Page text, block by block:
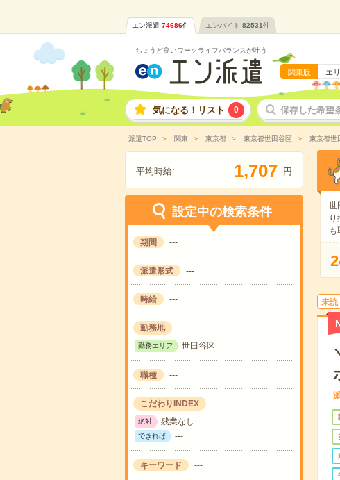
エン派遣 74686件 エンバイト 82531件
ちょうど良いワークライフバランスが叶う
関東版 エ
気になる！リスト 0 保存した希望
派遣TOP 関東 東京都 東京都世田谷区 東京都世
平均時給: 1,707 円
設定中の検索条件
期間 ---
派遣形式 ---
時給 ---
勤務地
勤務エリア 世田谷区
職種 ---
こだわりINDEX
絶対 残業なし
できれば ---
キーワード ---
世
り
も
未読